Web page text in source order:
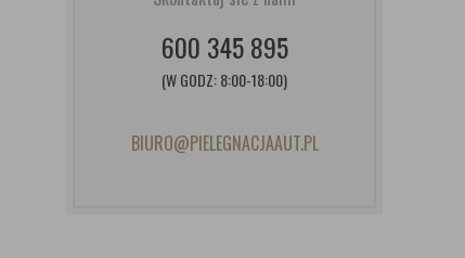
600 345 895
(W GODZ: 8:00-18:00)
BIURO@PIELEGNACJAAUT.PL